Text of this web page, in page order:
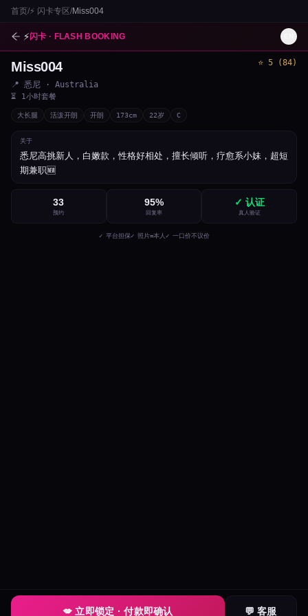
首页/⚡ 闪卡专区/Miss004
⚡闪卡 · FLASH BOOKING
1 /4
Miss004 ⭐ 5 (84)
📍 悉尼 · Australia
⏳ 1小时套餐
大长腿 活泼开朗 开朗 173cm 22岁 C
关于
悉尼高挑新人，白嫩款，性格好相处，擅长倾听，疗愈系小妹，超短
期兼职🆕
33
预约
95%
回复率
✓ 认证
真人验证
✓ 平台担保✓ 照片=本人 ✓ 一口价不议价
💋 立即锁定 · 付款即确认 💬 客服